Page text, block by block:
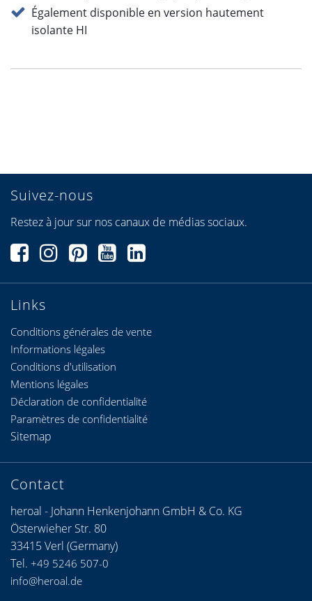
Également disponible en version hautement
isolante HI
Links
Conditions générales de vente
Informations légales
Conditions d'utilisation
Suivez-nous
Restez à jour sur nos canaux de médias sociaux.
Contact
heroal - Johann Henkenjohann GmbH & Co. KG
Österwieher Str. 80
33415 Verl (Germany)
Tel. +49 5246 507-0
info@heroal.de
Mentions légales
Déclaration de confidentialité
Paramètres de confidentialité
Sitemap